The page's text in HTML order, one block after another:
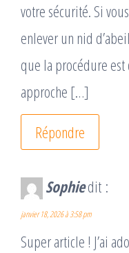
votre sécurité. Si
enlever un nid
que la procédure
approche […]
Répondre
Sophiedit :
janvier 18, 2026 à 3:58 pm
Super article ! J’ai